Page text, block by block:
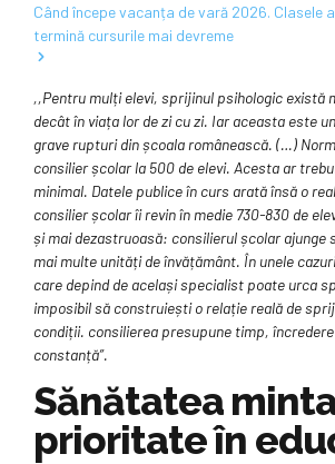
Când începe vacanța de vară 2026. Clasele
termină cursurile mai devreme
,,Pentru mulți elevi, sprijinul psihologic există
decât în viața lor de zi cu zi. Iar aceasta este
grave rupturi din școala românească. (…)
consilier școlar la 500 de elevi. Acesta ar
minimal. Datele publice în curs arată însă o
consilier școlar îi revin în medie 730-830 de
și mai dezastruoasă: consilierul școlar
mai multe unități de învățământ. În unele
care depind de același specialist poate urca
imposibil să construiești o relație reală de
condiții. consilierea presupune timp,
constanță”.
Sănătatea
prioritate în